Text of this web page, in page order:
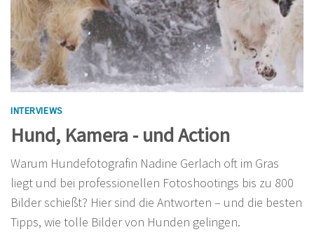
INTERVIEWS
Hund, Kamera - und Action
Warum Hundefotografin Nadine Gerlach oft im Gras
liegt und bei professionellen Fotoshootings bis zu 800
Bilder schießt? Hier sind die Antworten – und die besten
Tipps, wie tolle Bilder von Hunden gelingen.